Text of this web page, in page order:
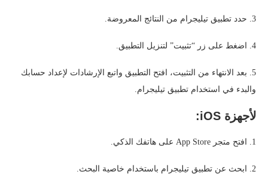
3. حدد تطبيق تيليجرام من النتائج المعروضة.
4. اضغط على زر “تثبيت” لتنزيل التطبيق.
5. بعد الانتهاء من التثبيت، افتح التطبيق واتبع الإرشادات لإعداد حسابك
والبدء في استخدام تطبيق تيليجرام.
لأجهزة iOS:
1. افتح متجر App Store على هاتفك الذكي.
2. ابحث عن تطبيق تيليجرام باستخدام خاصية البحث.